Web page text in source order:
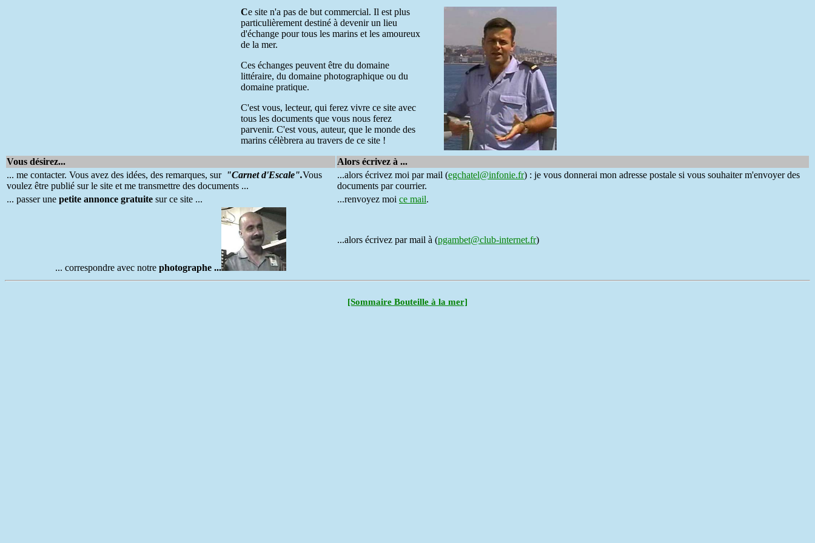
Ce site n'a pas de but commercial. Il est plus
particulièrement destiné à devenir un lieu
d'échange pour tous les marins et les amoureux
de la mer.
Ces échanges peuvent être du domaine
littéraire, du domaine photographique ou du
domaine pratique.
C'est vous, lecteur, qui ferez vivre ce site avec
tous les documents que vous nous ferez
parvenir. C'est vous, auteur, que le monde des
marins célèbrera au travers de ce site !
Vous désirez...
Alors écrivez à ...
... me contacter. Vous avez des idées, des remarques, sur "Carnet d'Escale".Vous
voulez être publié sur le site et me transmettre des documents ...
...alors écrivez moi par mail (egchatel@infonie.fr) : je vous donnerai mon adresse postale si vous souhaiter m'envoyer des
documents par courrier.
... passer une petite annonce gratuite sur ce site ... ...renvoyez moi ce mail.
... correspondre avec notre photographe ...
...alors écrivez par mail à (pgambet@club-internet.fr)
[Sommaire Bouteille à la mer]